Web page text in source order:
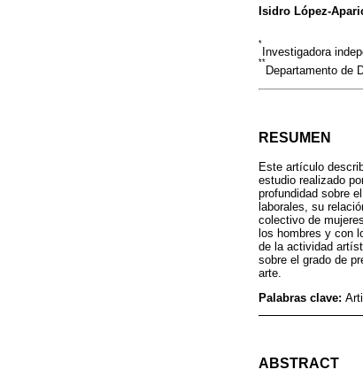
Isidro López-
*
Investigadora
**
Departamento de
RESUMEN
Este artículo
estudio realizado
profundidad sobre
laborales, su
colectivo de
los hombres y con
de la actividad
sobre el grado de
arte.
Palabras clave:
ABSTRACT